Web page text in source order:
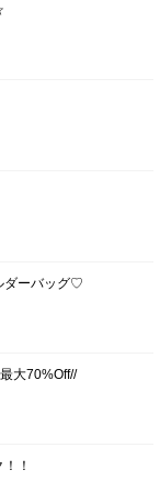
ダーバッグ♡
大70%Off//
！